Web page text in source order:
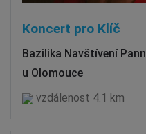
Koncert pro Klíč
Bazilika Navštívení
u Olomouce
vzdálenost 4.1 km